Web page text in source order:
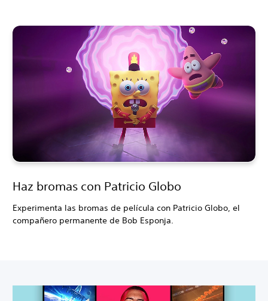
Haz bromas con Patricio Globo
Experimenta las bromas de película con Patricio Globo, el
compañero permanente de Bob Esponja.